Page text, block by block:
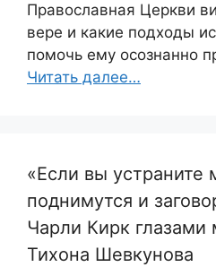
Православная Церкви
вере и какие подходы
помочь ему осознанно
Читать далее…
«Если вы устраните
поднимутся и
Чарли Кирк глазами
Тихона Шевкунова